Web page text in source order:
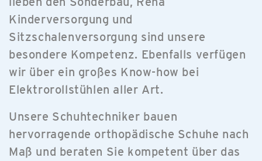
Kinderversorgung und
Sitzschalenversorgung sind unsere
besondere Kompetenz. Ebenfalls verfügen
wir über ein großes Know-how bei
Elektrorollstühlen aller Art.
Unsere Schuhtechniker bauen
hervorragende orthopädische Schuhe nach
Maß und beraten Sie kompetent über das